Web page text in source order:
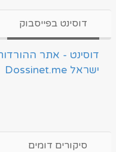
דוסינט בפייסבוק
‏דוסינט - אתר
ישראל Dossinet.me‏
סיקורים דומים